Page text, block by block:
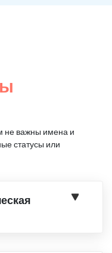
не важны имена и
статусы или